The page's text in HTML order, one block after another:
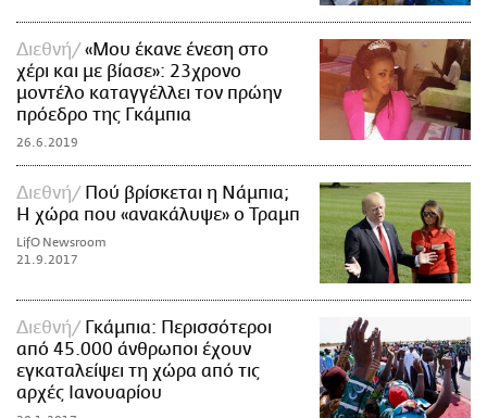
Διεθνή
«Μου έκανε ένεση στο
χέρι και με βίασε»: 23χρονο
μοντέλο καταγγέλλει τον πρώην
πρόεδρο της Γκάμπια
26.6.2019
Διεθνή
Πού βρίσκεται η Νάμπια;
Η χώρα που «ανακάλυψε» ο Τραμπ
LifO Newsroom
21.9.2017
Διεθνή
Γκάμπια: Περισσότεροι
από 45.000 άνθρωποι έχουν
εγκαταλείψει τη χώρα από τις
αρχές Ιανουαρίου